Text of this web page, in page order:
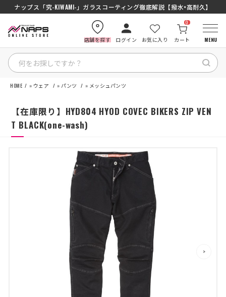
ナップス「究-KIWAMI-」ガラスコーティング徹底解説【撥水×高耐久】
SENA J30/J10を徹底比較｜コスパ最強インカムはどっち？初心者にもおすす
店舗を探す ログイン お気に入り カート
0
MENU
カテゴリから探す
ナップスメンバーズ
店舗を探す
採用情報
特定商取引法に基づく表記
古物営業法に基づく表示/保険勧誘
方針
HOME » ウェア » パンツ » メッシュパンツ
【在庫限り】HYD804 HYOD COVEC BIKERS ZIP VEN
T BLACK(one-wash)
>